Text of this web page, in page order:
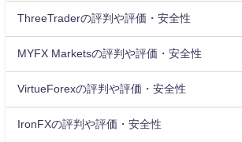
ThreeTraderの評判や評価・安全性
MYFX Marketsの評判や評価・安全性
VirtueForexの評判や評価・安全性
IronFXの評判や評価・安全性